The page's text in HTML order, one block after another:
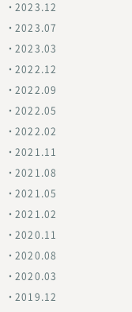
2023.12
2023.07
2023.03
2022.12
2022.09
2022.05
2022.02
2021.11
2021.08
2021.05
2021.02
2020.11
2020.08
2020.03
2019.12